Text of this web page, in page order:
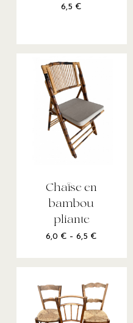
6,5 €
Chaise en
bambou
pliante
6,0 € –6,5 €